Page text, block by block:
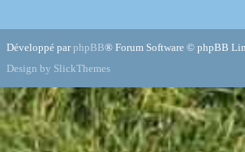
Développé parphpBB® Forum Software © phpBB
Design by SlickThemes